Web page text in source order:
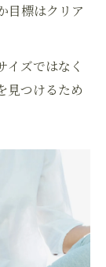
目標はクリア
イズではなく
見つけるため